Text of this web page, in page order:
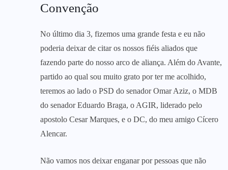
Convenção
No último dia 3, fizemos uma grande festa e eu não
poderia deixar de citar os nossos fiéis aliados que
fazendo parte do nosso arco de aliança. Além do Avante,
partido ao qual sou muito grato por ter me acolhido,
teremos ao lado o PSD do senador Omar Aziz, o MDB
do senador Eduardo Braga, o AGIR, liderado pelo
apostolo Cesar Marques, e o DC, do meu amigo Cícero
Alencar.
Não vamos nos deixar enganar por pessoas que não